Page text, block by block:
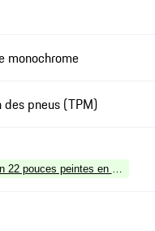
monochrome
pneus (TPM)
22 pouces peintes en Noir